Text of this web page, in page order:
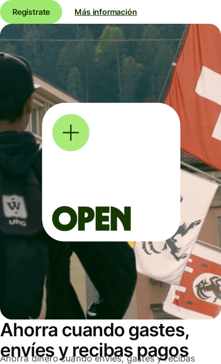
Regístrate Más información
Ahorra cuando gastes,
envíes y recibas pagos
Ahorra dinero cuando envíes, gastes y recibas